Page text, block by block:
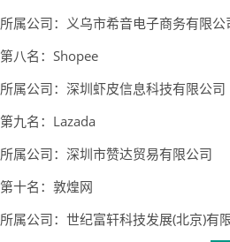
所属公司：义乌市希音电子商务有限公
第八名：Shopee
所属公司：深圳虾皮信息科技有限公司
第九名：Lazada
所属公司：深圳市赞达贸易有限公司
第十名：敦煌网
所属公司：世纪富轩科技发展(北京)有